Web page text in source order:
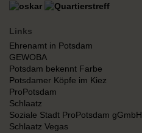
Links
Ehrenamt in Potsdam
GEWOBA
Potsdam bekennt Farbe
Potsdamer Köpfe im Kiez
ProPotsdam
Schlaatz
Soziale Stadt ProPotsdam gGmbH
Schlaatz Vegas